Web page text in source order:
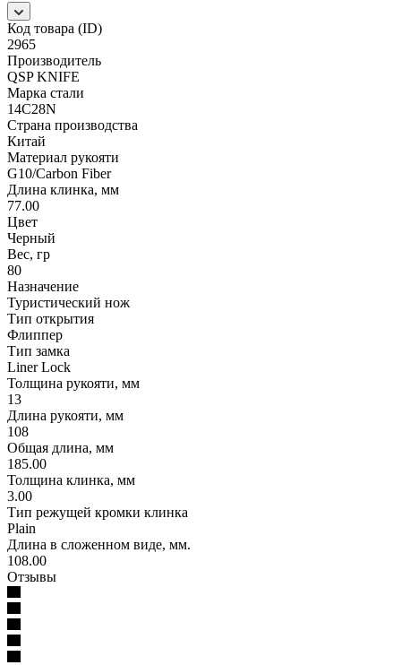
Код товара (ID)
2965
Производитель
QSP KNIFE
Марка стали
14C28N
Страна производства
Китай
Материал рукояти
G10/Carbon Fiber
Длина клинка, мм
77.00
Цвет
Черный
Вес, гр
80
Назначение
Туристический нож
Тип открытия
Флиппер
Тип замка
Liner Lock
Толщина рукояти, мм
13
Длина рукояти, мм
108
Общая длина, мм
185.00
Толщина клинка, мм
3.00
Тип режущей кромки клинка
Plain
Длина в сложенном виде, мм.
108.00
Отзывы